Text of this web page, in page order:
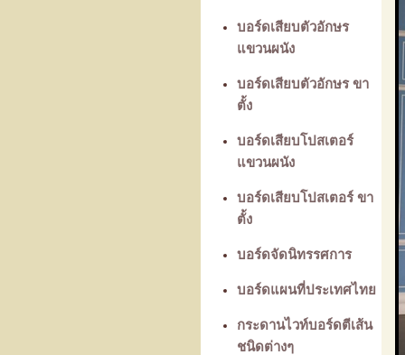
บอร์ดเสียบตัวอักษร
แขวนผนัง
บอร์ดเสียบตัวอักษร ขา
ตั้ง
บอร์ดเสียบโปสเตอร์
แขวนผนัง
บอร์ดเสียบโปสเตอร์ ขา
ตั้ง
บอร์ดจัดนิทรรศการ
บอร์ดแผนที่ประเทศไทย
กระดานไวท์บอร์ดตีเส้น
ชนิดต่างๆ